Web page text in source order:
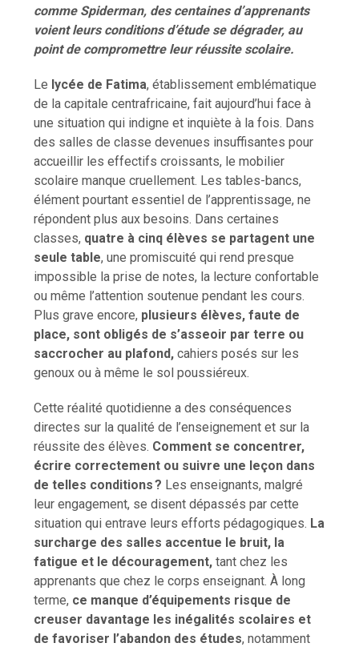
comme Spiderman, des centaines d’apprenants
voient leurs conditions d’étude se dégrader, au
point de compromettre leur réussite scolaire.
Le lycée de Fatima, établissement emblématique
de la capitale centrafricaine, fait aujourd’hui face à
une situation qui indigne et inquiète à la fois. Dans
des salles de classe devenues insuffisantes pour
accueillir les effectifs croissants, le mobilier
scolaire manque cruellement. Les tables-bancs,
élément pourtant essentiel de l’apprentissage, ne
répondent plus aux besoins. Dans certaines
classes, quatre à cinq élèves se partagent une
seule table, une promiscuité qui rend presque
impossible la prise de notes, la lecture confortable
ou même l’attention soutenue pendant les cours.
Plus grave encore, plusieurs élèves, faute de
place, sont obligés de s’asseoir par terre ou
saccrocher au plafond, cahiers posés sur les
genoux ou à même le sol poussiéreux.
Cette réalité quotidienne a des conséquences
directes sur la qualité de l’enseignement et sur la
réussite des élèves. Comment se concentrer,
écrire correctement ou suivre une leçon dans
de telles conditions ? Les enseignants, malgré
leur engagement, se disent dépassés par cette
situation qui entrave leurs efforts pédagogiques. La
surcharge des salles accentue le bruit, la
fatigue et le découragement, tant chez les
apprenants que chez le corps enseignant. À long
terme, ce manque d’équipements risque de
creuser davantage les inégalités scolaires et
de favoriser l’abandon des études, notamment